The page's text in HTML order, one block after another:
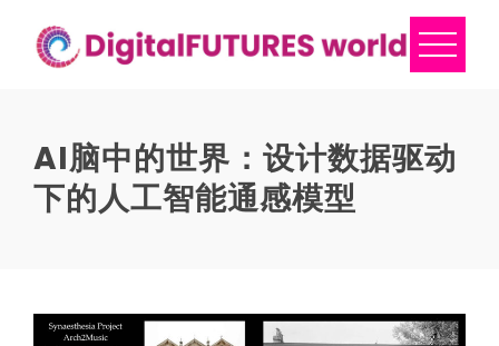
content
AI脑中的世界：设计数据驱动
下的人工智能通感模型